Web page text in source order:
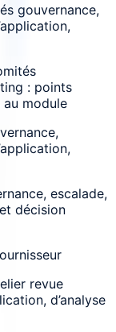
gouvernance,
: points
au module
escalade,
décision
revue
d’analyse